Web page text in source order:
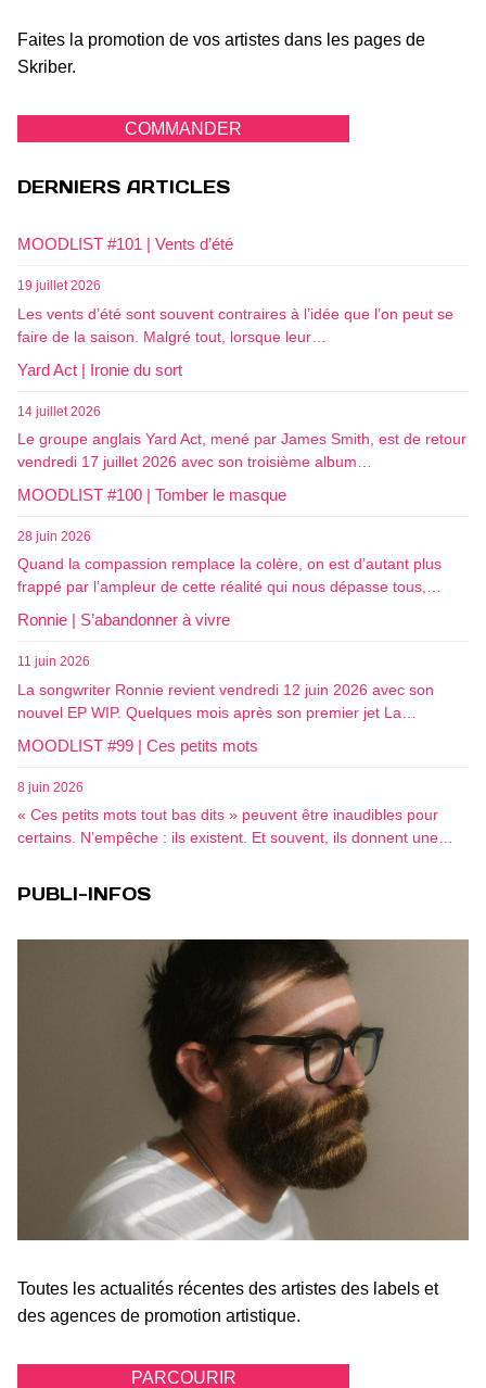
Faites la promotion de vos artistes dans les pages de
Skriber.
COMMANDER
DERNIERS ARTICLES
MOODLIST #101 | Vents d’été
19 juillet 2026
Les vents d’été sont souvent contraires à l’idée que l’on peut se
faire de la saison. Malgré tout, lorsque leur…
Yard Act | Ironie du sort
14 juillet 2026
Le groupe anglais Yard Act, mené par James Smith, est de retour
vendredi 17 juillet 2026 avec son troisième album…
MOODLIST #100 | Tomber le masque
28 juin 2026
Quand la compassion remplace la colère, on est d’autant plus
frappé par l’ampleur de cette réalité qui nous dépasse tous,…
Ronnie | S’abandonner à vivre
11 juin 2026
La songwriter Ronnie revient vendredi 12 juin 2026 avec son
nouvel EP WIP. Quelques mois après son premier jet La…
MOODLIST #99 | Ces petits mots
8 juin 2026
« Ces petits mots tout bas dits » peuvent être inaudibles pour
certains. N’empêche : ils existent. Et souvent, ils donnent une…
PUBLI-INFOS
Toutes les actualités récentes des artistes des labels et
des agences de promotion artistique.
PARCOURIR